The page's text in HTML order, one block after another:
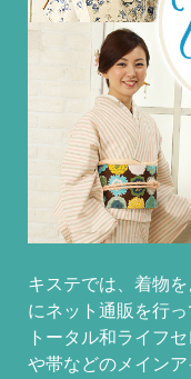
キステでは、着物
にネット通販を行っ
トータル和ライフ
や帯などのメイン